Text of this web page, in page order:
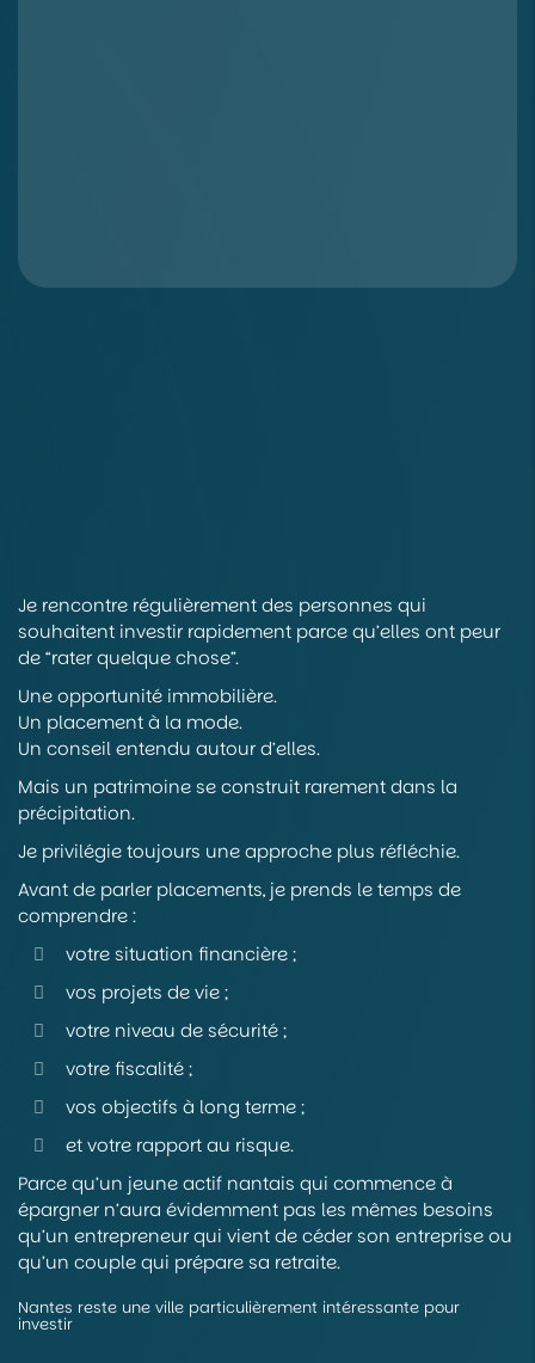
Je rencontre régulièrement des personnes qui
souhaitent investir rapidement parce qu’elles ont peur
de “rater quelque chose”.
Une opportunité immobilière.
Un placement à la mode.
Un conseil entendu autour d’elles.
Mais un patrimoine se construit rarement dans la
précipitation.
Je privilégie toujours une approche plus réfléchie.
Avant de parler placements, je prends le temps de
comprendre :
votre situation financière ;
vos projets de vie ;
votre niveau de sécurité ;
votre fiscalité ;
vos objectifs à long terme ;
et votre rapport au risque.
Parce qu’un jeune actif nantais qui commence à
épargner n’aura évidemment pas les mêmes besoins
qu’un entrepreneur qui vient de céder son entreprise ou
qu’un couple qui prépare sa retraite.
Nantes reste une ville particulièrement intéressante pour
investir